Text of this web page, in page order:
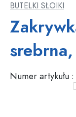
Naczynia
BUTELKI SŁOIKI
Numer artykułu :